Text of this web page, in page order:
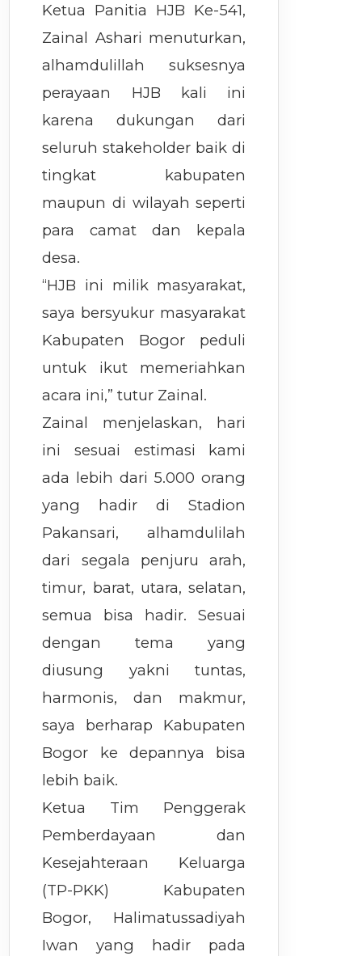
Ketua Panitia HJB Ke-541,
Zainal Ashari menuturkan,
alhamdulillah suksesnya
perayaan HJB kali ini
karena dukungan dari
seluruh stakeholder baik di
tingkat kabupaten
maupun di wilayah seperti
para camat dan kepala
desa.
“HJB ini milik masyarakat,
saya bersyukur masyarakat
Kabupaten Bogor peduli
untuk ikut memeriahkan
acara ini,” tutur Zainal.
Zainal menjelaskan, hari
ini sesuai estimasi kami
ada lebih dari 5.000 orang
yang hadir di Stadion
Pakansari, alhamdulilah
dari segala penjuru arah,
timur, barat, utara, selatan,
semua bisa hadir. Sesuai
dengan tema yang
diusung yakni tuntas,
harmonis, dan makmur,
saya berharap Kabupaten
Bogor ke depannya bisa
lebih baik.
Ketua Tim Penggerak
Pemberdayaan dan
Kesejahteraan Keluarga
(TP-PKK) Kabupaten
Bogor, Halimatussadiyah
Iwan yang hadir pada